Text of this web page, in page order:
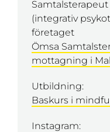
(integrativ
företaget
Ömsa
mottagning i
Utbildning:
Baskurs i
Instagram: